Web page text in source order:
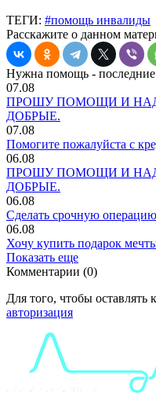
ТЕГИ: #помощь инвалиды
Расскажите о данном
Нужна помощь - последние
07.08
ПРОШУ ПОМОЩИ И
ДОБРЫЕ.
07.08
Помогите пожалуйста с
06.08
ПРОШУ ПОМОЩИ И
ДОБРЫЕ.
06.08
Сделать срочную
06.08
Хочу купить подарок
Показать еще
Комментарии (0)
Для того, чтобы оставлять
авторизация